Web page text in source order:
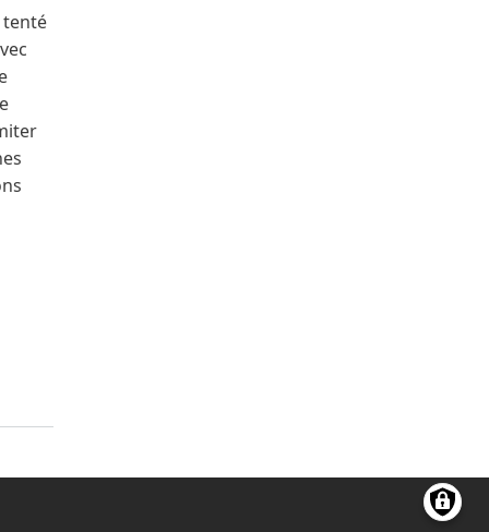
tenté